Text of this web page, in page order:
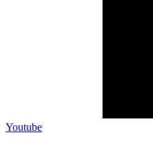
Youtube